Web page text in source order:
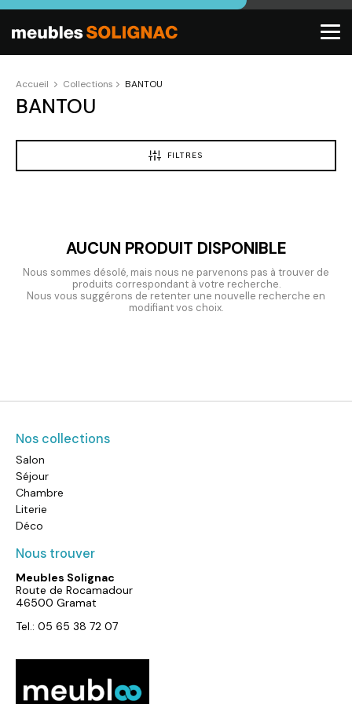
Accueil Collections BANTOU
BANTOU
FILTRES
AUCUN PRODUIT DISPONIBLE
Nous sommes désolé, mais nous ne parvenons pas à trouver de
produits correspondant à votre recherche.
Nous vous suggérons de retenter une nouvelle recherche en
modifiant vos choix.
Nos collections
Salon
Séjour
Chambre
Literie
Déco
Nous trouver
Meubles Solignac
Route de Rocamadour
46500 Gramat
Tel.: 05 65 38 72 07